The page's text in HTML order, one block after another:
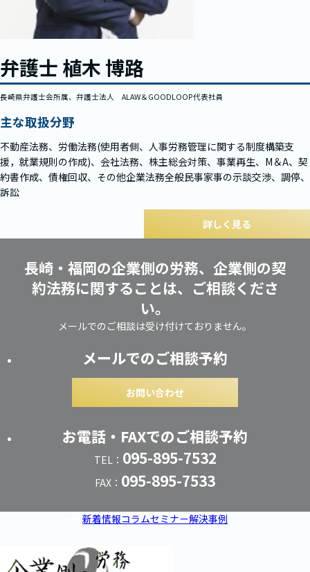
弁護士 植木 博路
長崎県弁護士会所属、弁護士法人 ALAW＆GOODLOOP代表社員
主な取扱分野
不動産法務、労働法務(使用者側、人事労務管理に関する制度構築支
援，就業規則の作成)、会社法務、株主総会対策、事業再生、M＆A、契
約書作成、債権回収、その他企業法務全般民事家事の示談交渉、調停、
訴訟
詳しく見る
長崎・福岡の企業側の労務、企業側の契
約法務に関することは、ご相談くださ
い。
メールでのご相談は受け付けておりません。
メールでのご相談予約
お問い合わせ
お電話・FAXでのご相談予約
TEL： 095-895-7532
FAX： 095-895-7533
新着情報コラムセミナー解決事例